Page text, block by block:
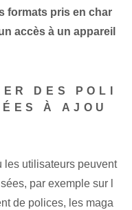
formats pris en char
accès à un appareil
DES POLI
À AJOU
les utilisateurs peuvent
par exemple sur l
de polices, les maga